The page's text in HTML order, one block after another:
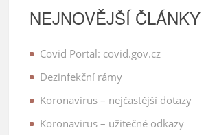
NEJNOVĚJŠÍ ČLÁNKY
Covid Portal: covid.gov.cz
Dezinfekční rámy
Koronavirus – nejčastější dotazy
Koronavirus – užitečné odkazy